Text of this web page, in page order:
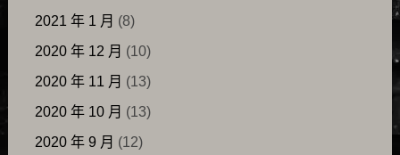
2021 年 1 月 (8)
2020 年 12 月 (10)
2020 年 11 月 (13)
2020 年 10 月 (13)
2020 年 9 月 (12)